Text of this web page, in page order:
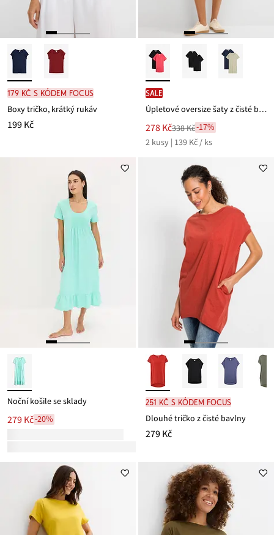
179 Kč s kódem FOCUS
Boxy tričko, krátký rukáv
199 Kč
SALE
Úpletové oversize šaty z čisté bavlny (2 ks v balení)
Nová
cena
je
278 Kč
Zlevněno
z
338 Kč-17%
2 kusy | 139 Kč / ks
Noční košile se sklady
279 Kč-20%
251 Kč s kódem FOCUS
Dlouhé tričko z čisté bavlny
279 Kč